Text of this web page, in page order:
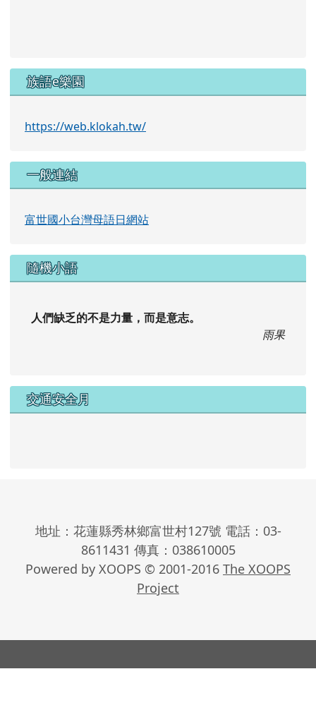
族語e樂園
https://web.klokah.tw/
一般連結
富世國小台灣母語日網站
隨機小語
人們缺乏的不是力量，而是意志。
雨果
交通安全月
地址：花蓮縣秀林鄉富世村127號 電話：03-
8611431 傳真：038610005
Powered by XOOPS © 2001-2016 The XOOPS
Project